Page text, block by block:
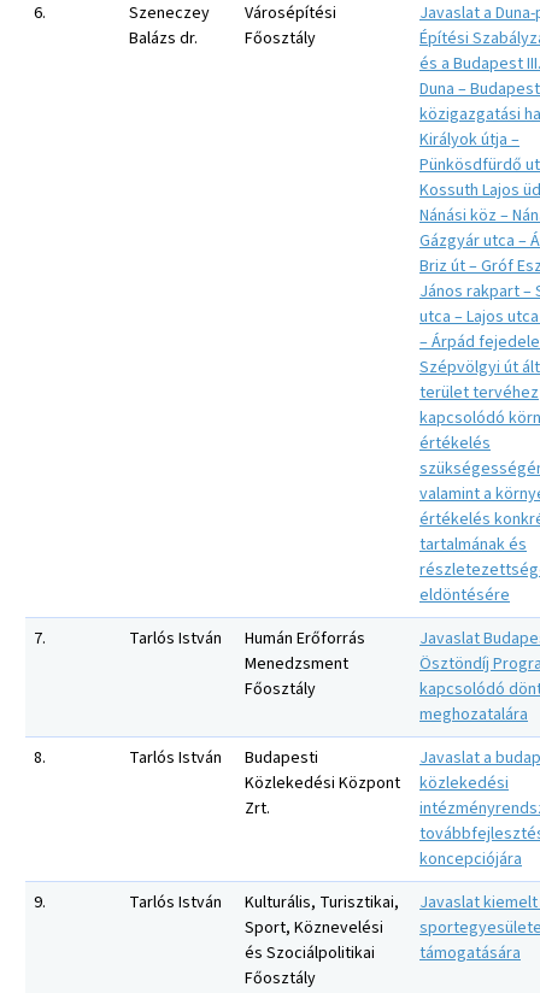
6.
Szeneczey
Balázs dr.
Városépítési
Főosztály
Javaslat a
Építési
és a Budapest
Duna –
közigazgatási
Királyok útja –
Pünkösdfürdő
Kossuth Lajos
Nánási köz –
Gázgyár utca –
Briz út – Gróf
János rakpart –
utca – Lajos
– Árpád
Szépvölgyi út
terület tervéhez
kapcsolódó
értékelés
valamint a
értékelés
tartalmának és
eldöntésére
7.
Tarlós István
Humán Erőforrás
Menedzsment
Főosztály
Javaslat
Ösztöndíj
kapcsolódó
meghozatalára
8.
Tarlós István
Budapesti
Közlekedési Központ
Zrt.
Javaslat a
közlekedési
koncepciójára
9.
Tarlós István
Kulturális, Turisztikai,
Sport, Köznevelési
és Szociálpolitikai
Főosztály
Javaslat
támogatására